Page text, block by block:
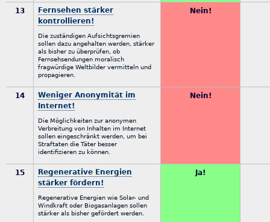
13
Fernsehen stärker
kontrollieren!
Die zuständigen Aufsichtsgremien
sollen dazu angehalten werden, stärker
als bisher zu überprüfen, ob
Fernsehsendungen moralisch
fragwürdige Weltbilder vermitteln und
propagieren.
Nein!
14
Weniger Anonymität im
Internet!
Die Möglichkeiten zur anonymen
Verbreitung von Inhalten im Internet
sollen eingeschränkt werden, um bei
Straftaten die Täter besser
identifizieren zu können.
Nein!
15
Regenerative Energien
stärker fördern!
Regenerative Energien wie Solar- und
Windkraft oder Biogasanlagen sollen
stärker als bisher gefördert werden.
Ja!